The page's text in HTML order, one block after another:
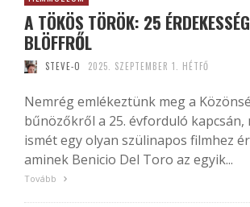
A TÖKÖS TÖRÖK: 25
BLÖFFRŐL
STEVE-O 2025. SZEPTEMBER 1. HÉTFŐ
Nemrég emlékeztünk meg a
bűnözőkről a 25. évforduló kapcsán,
ismét egy olyan szülinapos filmhez
aminek Benicio Del Toro az egyik...
Tovább